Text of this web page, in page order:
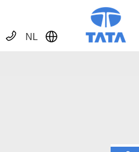
NL Toggle Dropdown